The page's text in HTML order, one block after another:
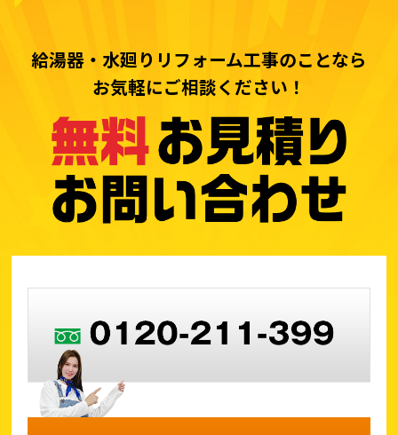
給湯器・水廻りリフォーム工事のことなら
お気軽にご相談ください！